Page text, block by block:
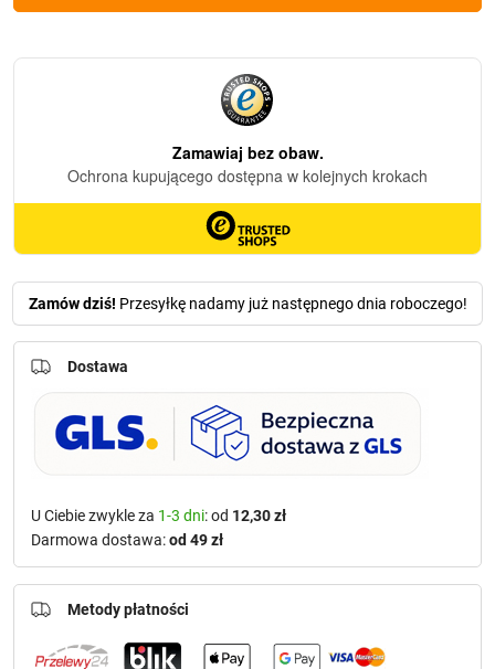
Dostawa
U Ciebie zwykle za 1-3 dni: od 12,30 zł
Darmowa dostawa:od 49 zł
Metody płatności
Zamów dziś! Przesyłkę nadamy już następnego dnia roboczego!
szklana